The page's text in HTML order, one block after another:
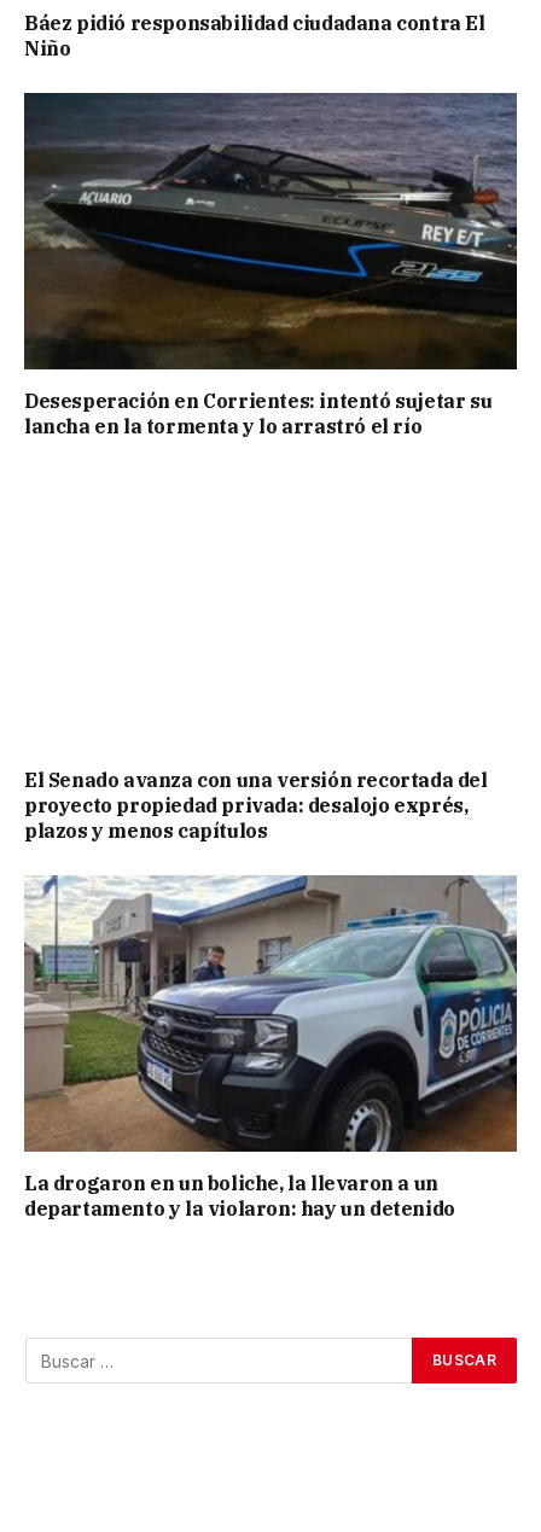
Báez pidió responsabilidad ciudadana contra El
Niño
Desesperación en Corrientes: intentó sujetar su
lancha en la tormenta y lo arrastró el río
El Senado avanza con una versión recortada del
proyecto propiedad privada: desalojo exprés,
plazos y menos capítulos
La drogaron en un boliche, la llevaron a un
departamento y la violaron: hay un detenido